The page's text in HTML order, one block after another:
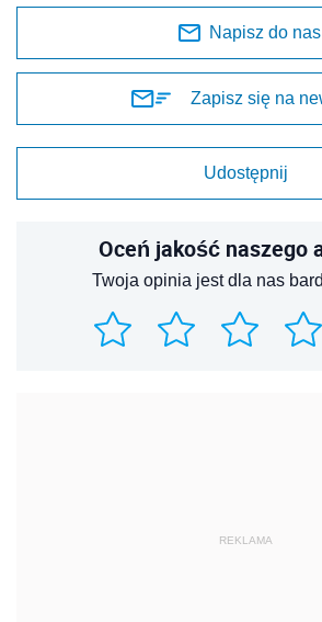
Napisz do nas
Zapisz się na
Udostępnij
Oceń jakość naszego
Twoja opinia jest dla nas
REKLAMA